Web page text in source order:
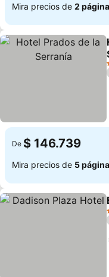
Mira precios de 2
De $ 146.739
Mira precios de 5